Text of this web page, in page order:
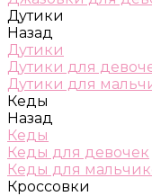
Дутики
Назад
Дутики
Дутики для
Дутики для
Кеды
Назад
Кеды
Кеды для девочек
Кеды для
Кроссовки